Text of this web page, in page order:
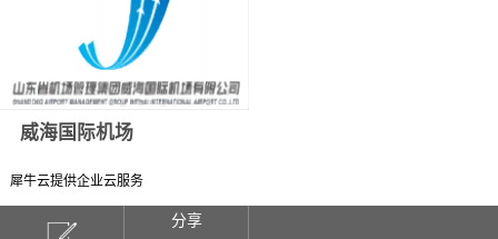
威海国际机场
犀牛云提供企业云服务
分享